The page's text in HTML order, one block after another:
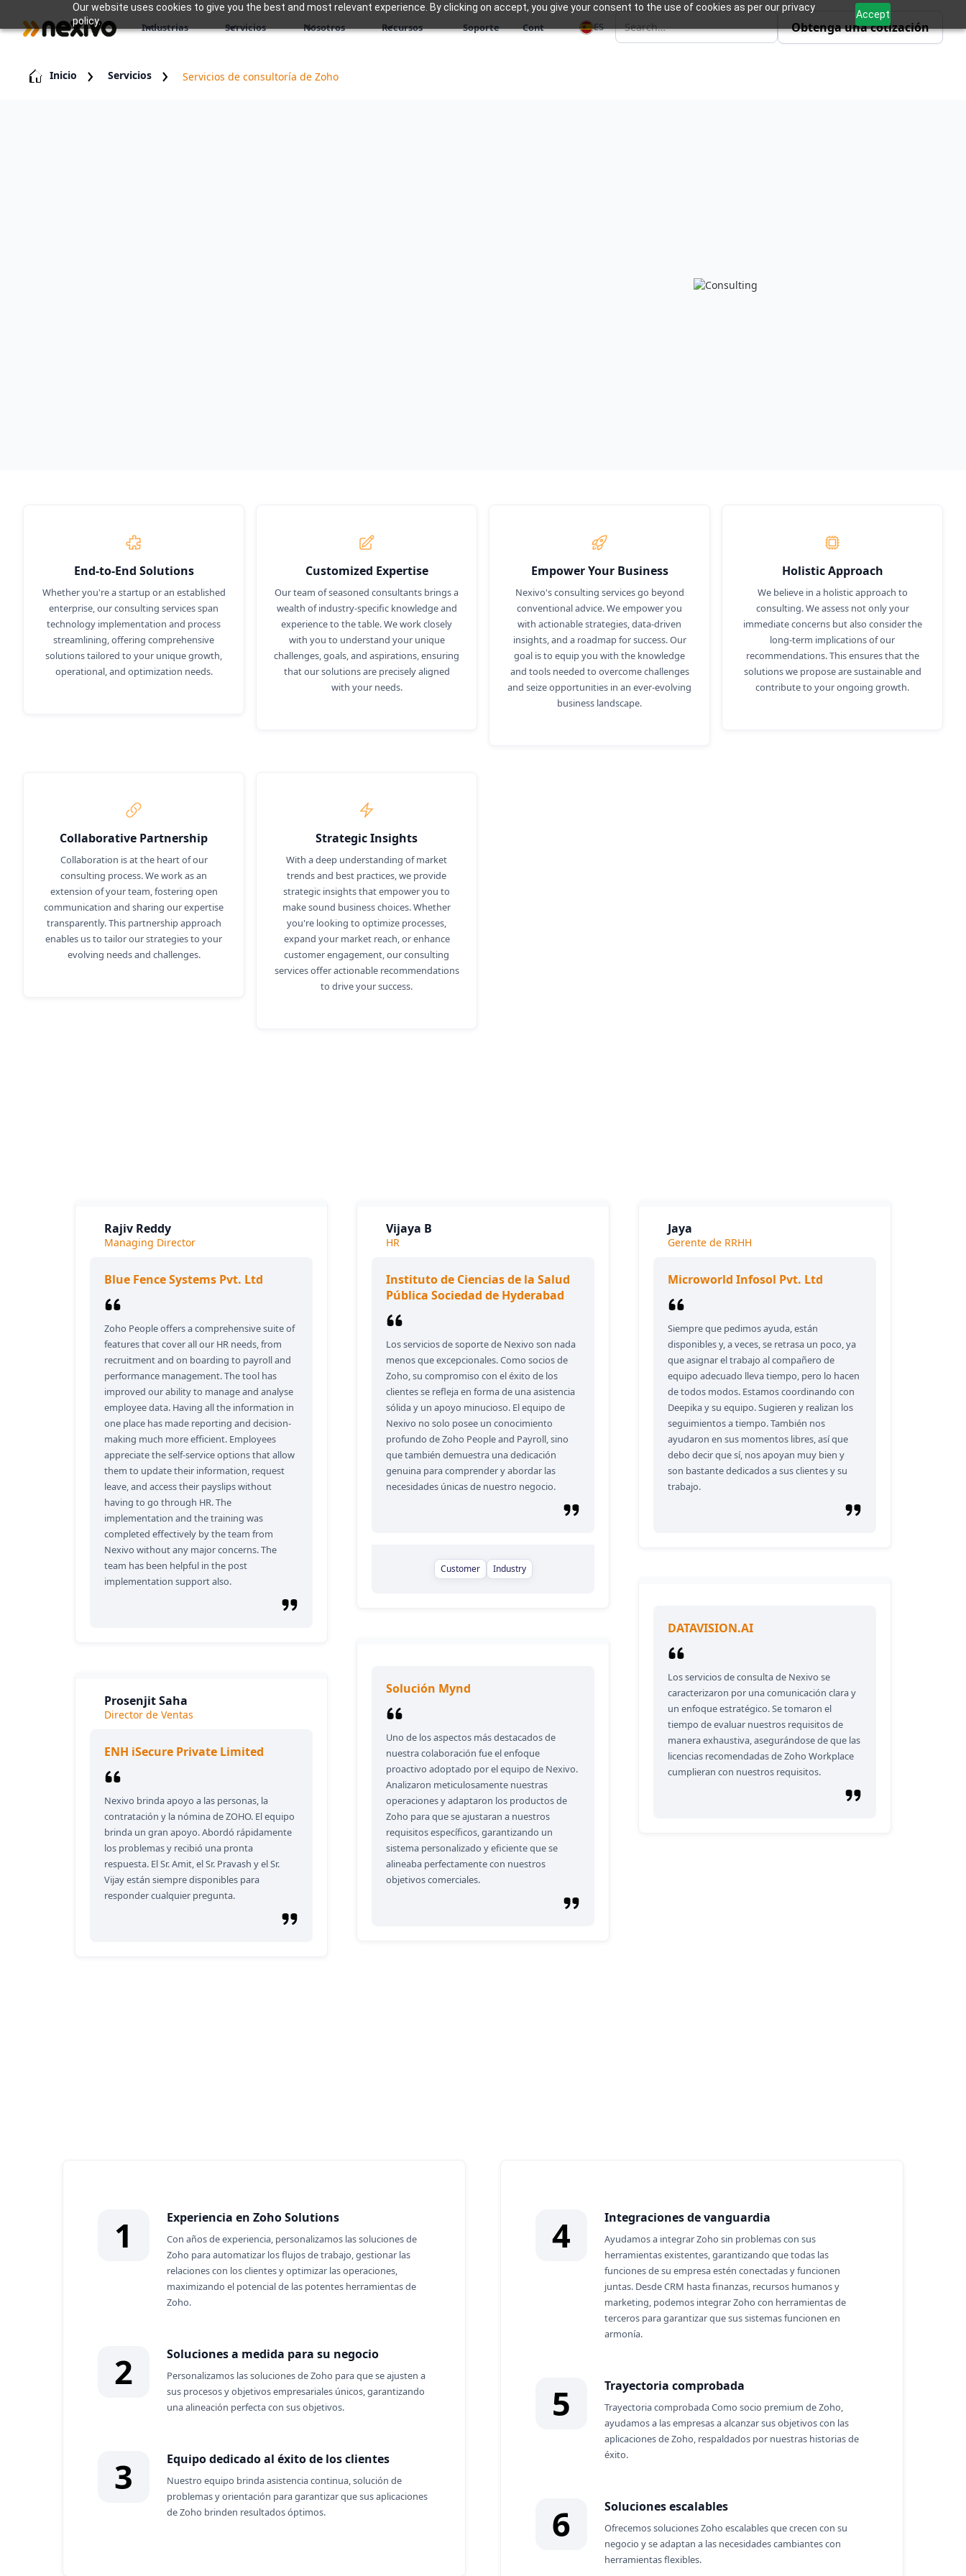
Our website uses cookies to give you the best and most relevant experience. By clicking on accept, you give your consent to the use of cookies as per our privacy
policy.
Accept
Industrias Servicios Nosotros Recursos Soporte Cont ES Obtenga una cotización
Inicio Servicios Servicios de consultoría de Zoho
End-to-End Solutions
Whether you're a startup or an established
enterprise, our consulting services span
technology implementation and process
streamlining, offering comprehensive
solutions tailored to your unique growth,
operational, and optimization needs.
Customized Expertise
Our team of seasoned consultants brings a
wealth of industry-specific knowledge and
experience to the table. We work closely
with you to understand your unique
challenges, goals, and aspirations, ensuring
that our solutions are precisely aligned
with your needs.
Empower Your Business
Nexivo's consulting services go beyond
conventional advice. We empower you
with actionable strategies, data-driven
insights, and a roadmap for success. Our
goal is to equip you with the knowledge
and tools needed to overcome challenges
and seize opportunities in an ever-evolving
business landscape.
Holistic Approach
We believe in a holistic approach to
consulting. We assess not only your
immediate concerns but also consider the
long-term implications of our
recommendations. This ensures that the
solutions we propose are sustainable and
contribute to your ongoing growth.
Collaborative Partnership
Collaboration is at the heart of our
consulting process. We work as an
extension of your team, fostering open
communication and sharing our expertise
transparently. This partnership approach
enables us to tailor our strategies to your
evolving needs and challenges.
Strategic Insights
With a deep understanding of market
trends and best practices, we provide
strategic insights that empower you to
make sound business choices. Whether
you're looking to optimize processes,
expand your market reach, or enhance
customer engagement, our consulting
services offer actionable recommendations
to drive your success.
Rajiv Reddy
Managing Director
Blue Fence Systems Pvt. Ltd
Zoho People offers a comprehensive suite of
features that cover all our HR needs, from
recruitment and on boarding to payroll and
performance management. The tool has
improved our ability to manage and analyse
employee data. Having all the information in
one place has made reporting and decision-
making much more efficient. Employees
appreciate the self-service options that allow
them to update their information, request
leave, and access their payslips without
having to go through HR. The
implementation and the training was
completed effectively by the team from
Nexivo without any major concerns. The
team has been helpful in the post
implementation support also.
Prosenjit Saha
Director de Ventas
ENH iSecure Private Limited
Nexivo brinda apoyo a las personas, la
contratación y la nómina de ZOHO. El equipo
brinda un gran apoyo. Abordó rápidamente
los problemas y recibió una pronta
respuesta. El Sr. Amit, el Sr. Pravash y el Sr.
Vijay están siempre disponibles para
responder cualquier pregunta.
Vijaya B
HR
Instituto de Ciencias de la Salud
Pública Sociedad de Hyderabad
Los servicios de soporte de Nexivo son nada
menos que excepcionales. Como socios de
Zoho, su compromiso con el éxito de los
clientes se refleja en forma de una asistencia
sólida y un apoyo minucioso. El equipo de
Nexivo no solo posee un conocimiento
profundo de Zoho People and Payroll, sino
que también demuestra una dedicación
genuina para comprender y abordar las
necesidades únicas de nuestro negocio.
Customer Industry
Solución Mynd
Uno de los aspectos más destacados de
nuestra colaboración fue el enfoque
proactivo adoptado por el equipo de Nexivo.
Analizaron meticulosamente nuestras
operaciones y adaptaron los productos de
Zoho para que se ajustaran a nuestros
requisitos específicos, garantizando un
sistema personalizado y eficiente que se
alineaba perfectamente con nuestros
objetivos comerciales.
Jaya
Gerente de RRHH
Microworld Infosol Pvt. Ltd
Siempre que pedimos ayuda, están
disponibles y, a veces, se retrasa un poco, ya
que asignar el trabajo al compañero de
equipo adecuado lleva tiempo, pero lo hacen
de todos modos. Estamos coordinando con
Deepika y su equipo. Sugieren y realizan los
seguimientos a tiempo. También nos
ayudaron en sus momentos libres, así que
debo decir que sí, nos apoyan muy bien y
son bastante dedicados a sus clientes y su
trabajo.
DATAVISION.AI
Los servicios de consulta de Nexivo se
caracterizaron por una comunicación clara y
un enfoque estratégico. Se tomaron el
tiempo de evaluar nuestros requisitos de
manera exhaustiva, asegurándose de que las
licencias recomendadas de Zoho Workplace
cumplieran con nuestros requisitos.
1 Experiencia en Zoho Solutions
Con años de experiencia, personalizamos las soluciones de
Zoho para automatizar los flujos de trabajo, gestionar las
relaciones con los clientes y optimizar las operaciones,
maximizando el potencial de las potentes herramientas de
Zoho.
2 Soluciones a medida para su negocio
Personalizamos las soluciones de Zoho para que se ajusten a
sus procesos y objetivos empresariales únicos, garantizando
una alineación perfecta con sus objetivos.
3 Equipo dedicado al éxito de los clientes
Nuestro equipo brinda asistencia continua, solución de
problemas y orientación para garantizar que sus aplicaciones
de Zoho brinden resultados óptimos.
4 Integraciones de vanguardia
Ayudamos a integrar Zoho sin problemas con sus
herramientas existentes, garantizando que todas las
funciones de su empresa estén conectadas y funcionen
juntas. Desde CRM hasta finanzas, recursos humanos y
marketing, podemos integrar Zoho con herramientas de
terceros para garantizar que sus sistemas funcionen en
armonía.
5 Trayectoria comprobada
Trayectoria comprobada Como socio premium de Zoho,
ayudamos a las empresas a alcanzar sus objetivos con las
aplicaciones de Zoho, respaldados por nuestras historias de
éxito.
6 Soluciones escalables
Ofrecemos soluciones Zoho escalables que crecen con su
negocio y se adaptan a las necesidades cambiantes con
herramientas flexibles.